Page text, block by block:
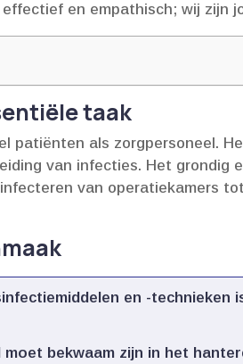
en empathisch; wij zijn
taak
patiënten als zorgpersoneel.​
van infecties.​ Het grondig
van operatiekamers
en -technieken
bekwaam zijn in het